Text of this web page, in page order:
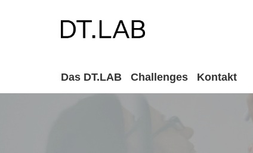
Das DT.LAB Challenges Kontakt